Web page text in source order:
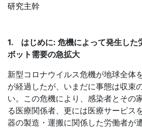
研究主幹
1. はじめに: 危機によって発生した
ボット需要の急拡大
新型コロナウイルス危機が地球全体
が経過したが、いまだに事態は収束
い。この危機により、感染者とその
る医療関係者、更には医療サービス
器の製造・運搬に関係した労働者が